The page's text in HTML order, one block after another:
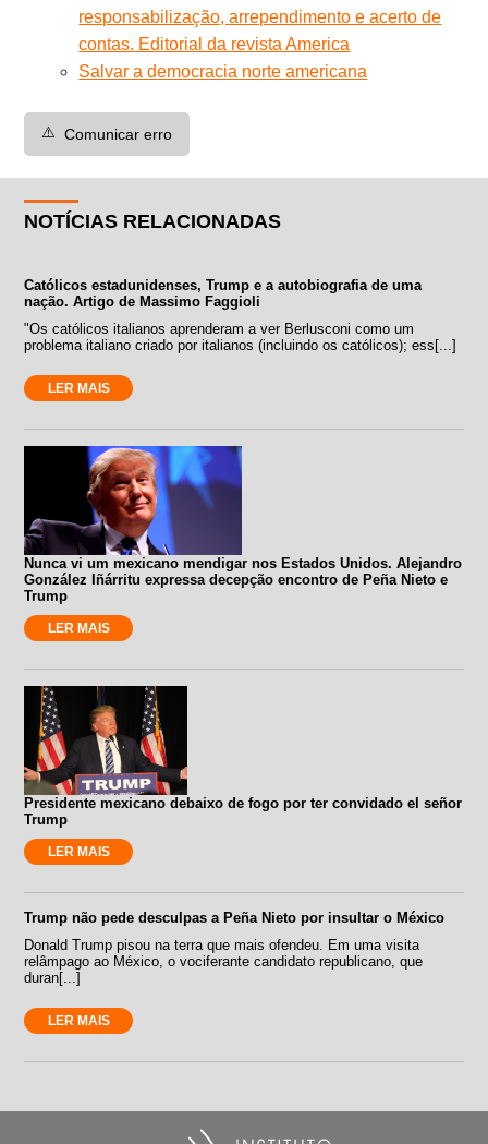
responsabilização, arrependimento e acerto de
contas. Editorial da revista America
Salvar a democracia norte americana
⚠️ Comunicar erro
NOTÍCIAS RELACIONADAS
Católicos estadunidenses, Trump e a autobiografia de uma
nação. Artigo de Massimo Faggioli
"Os católicos italianos aprenderam a ver Berlusconi como um
problema italiano criado por italianos (incluindo os católicos); ess[...]
LER MAIS
Nunca vi um mexicano mendigar nos Estados Unidos. Alejandro
González Iñárritu expressa decepção encontro de Peña Nieto e
Trump
LER MAIS
Presidente mexicano debaixo de fogo por ter convidado el señor
Trump
LER MAIS
Trump não pede desculpas a Peña Nieto por insultar o México
Donald Trump pisou na terra que mais ofendeu. Em uma visita
relâmpago ao México, o vociferante candidato republicano, que
duran[...]
LER MAIS